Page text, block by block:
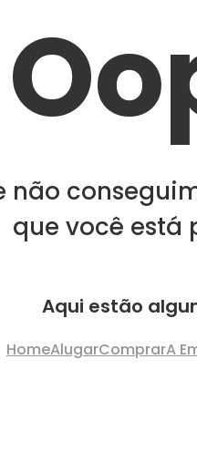
não
que você está
Aqui estão
HomeAlugarComprarA